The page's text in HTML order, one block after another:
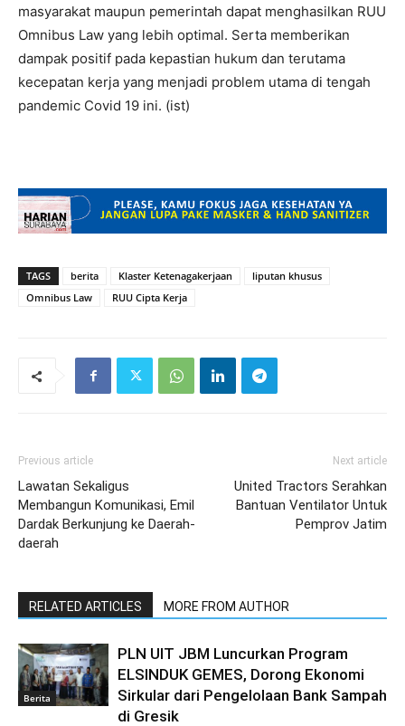
masyarakat maupun pemerintah dapat menghasilkan RUU
Omnibus Law yang lebih optimal. Serta memberikan
dampak positif pada kepastian hukum dan terutama
kecepatan kerja yang menjadi problem utama di tengah
pandemic Covid 19 ini. (ist)
TAGS berita Klaster Ketenagakerjaan
liputan khusus
Omnibus Law
RUU Cipta Kerja
Previous article
Lawatan Sekaligus
Membangun Komunikasi, Emil
Dardak Berkunjung ke Daerah-
daerah
Next article
United Tractors Serahkan
Bantuan Ventilator Untuk
Pemprov Jatim
RELATED ARTICLES MORE FROM AUTHOR
Berita
PLN UIT JBM Luncurkan Program
ELSINDUK GEMES, Dorong Ekonomi
Sirkular dari Pengelolaan Bank Sampah
di Gresik